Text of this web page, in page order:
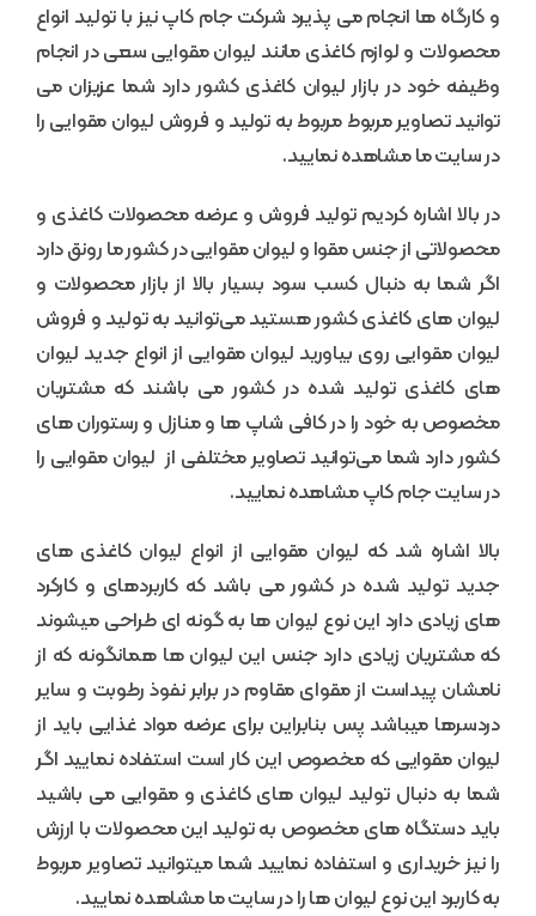
و کارگاه ها انجام می پذیرد شرکت جام کاپ نیز با تولید انواع
محصولات و لوازم کاغذی مانند لیوان مقوایی سعی در انجام
وظیفه خود در بازار لیوان کاغذی کشور دارد شما عزیزان می
توانید تصاویر مربوط مربوط به تولید و فروش لیوان مقوایی را
در سایت ما مشاهده نمایید.
در بالا اشاره کردیم تولید فروش و عرضه محصولات کاغذی و
محصولاتی از جنس مقوا و لیوان مقوایی در کشور ما رونق دارد
اگر شما به دنبال کسب سود بسیار بالا از بازار محصولات و
لیوان های کاغذی کشور هستید می‌توانید به تولید و فروش
لیوان مقوایی روی بیاورید لیوان مقوایی از انواع جدید لیوان
های کاغذی تولید شده در کشور می باشند که مشتریان
مخصوص به خود را در کافی شاپ ها و منازل و رستوران های
کشور دارد شما می‌توانید تصاویر مختلفی از لیوان مقوایی را
در سایت جام کاپ مشاهده نمایید.
بالا اشاره شد که لیوان مقوایی از انواع لیوان کاغذی های
جدید تولید شده در کشور می باشد که کاربردهای و کارکرد
های زیادی دارد این نوع لیوان ها به گونه ای طراحی میشوند
که مشتریان زیادی دارد جنس این لیوان ها همانگونه که از
نامشان پیداست از مقوای مقاوم در برابر نفوذ رطوبت و سایر
دردسرها میباشد پس بنابراین برای عرضه مواد غذایی باید از
لیوان مقوایی که مخصوص این کار است استفاده نمایید اگر
شما به دنبال تولید لیوان های کاغذی و مقوایی می باشید
باید دستگاه های مخصوص به تولید این محصولات با ارزش
را نیز خریداری و استفاده نمایید شما میتوانید تصاویر مربوط
به کاربرد این نوع لیوان ها را در سایت ما مشاهده نمایید.